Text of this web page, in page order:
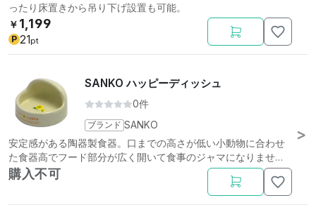
ったり床置きから吊り下げ設置も可能。
￥ 1,199
P 21pt
SANKO ハッピーディッシュ
0件
ブランド SANKO
安定感がある陶器製食器。口までの高さが低い小動物に合わせ
た食器高でフード部分が広く開いて食事のジャマになりませ
ん。
購入不可